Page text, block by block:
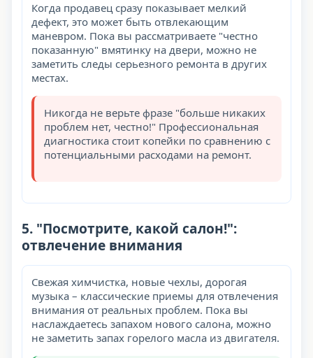
Когда продавец сразу показывает мелкий
дефект, это может быть отвлекающим
маневром. Пока вы рассматриваете "честно
показанную" вмятинку на двери, можно не
заметить следы серьезного ремонта в других
местах.
Никогда не верьте фразе "больше никаких
проблем нет, честно!" Профессиональная
диагностика стоит копейки по сравнению с
потенциальными расходами на ремонт.
5. "Посмотрите, какой салон!":
отвлечение внимания
Свежая химчистка, новые чехлы, дорогая
музыка – классические приемы для отвлечения
внимания от реальных проблем. Пока вы
наслаждаетесь запахом нового салона, можно
не заметить запах горелого масла из двигателя.